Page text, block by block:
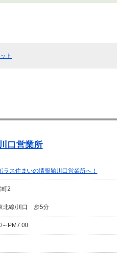
ト
口営業所
ラス住まいの情報館川口営業所へ！
町2
北線/川口 歩5分
～PM7:00